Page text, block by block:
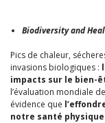
Biodiversity and
Pics de chaleur,
invasions biologiques :
impacts sur le bien-
l’évaluation mondiale de
évidence que
notre santé